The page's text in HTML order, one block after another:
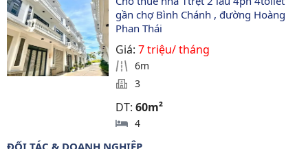
gần chợ Bình Chánh , đường Hoàng
Phan Thái
Giá:7 triệu/ tháng
6m
3
DT:60m²
4
ĐỐI TÁC & DOANH NGHIỆP